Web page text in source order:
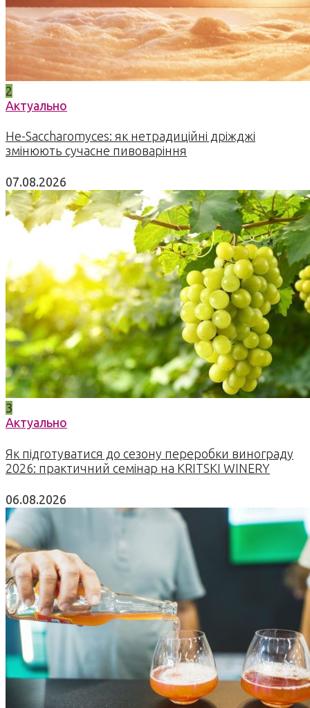
2
Актуально
Не-Saccharomyces: як нетрадиційні дріжджі
змінюють сучасне пивоваріння
07.08.2026
3
Актуально
Як підготуватися до сезону переробки винограду
2026: практичний семінар на KRITSKI WINERY
06.08.2026